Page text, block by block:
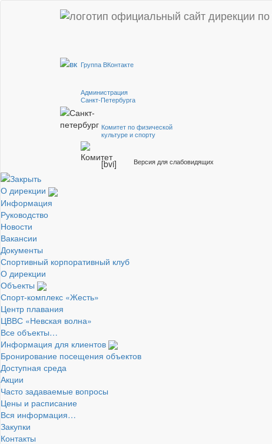
Группа ВКонтакте
Администрация
Санкт-Петербурга
Комитет по физической
культуре и спорту
[bvi] Версия для слабовидящих
О дирекции
Информация
Руководство
Новости
Вакансии
Документы
Спортивный корпоративный клуб
О дирекции
Объекты
Спорт-комплекс «Жесть»
Центр плавания
ЦВВС «Невская волна»
Все объекты…
Информация для клиентов
Бронирование посещения объектов
Доступная среда
Акции
Часто задаваемые вопросы
Цены и расписание
Вся информация…
Закупки
Контакты